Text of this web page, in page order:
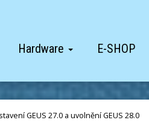
Hardware E-SHOP
GEUS 27.0 a uvolnění GEUS 28.0